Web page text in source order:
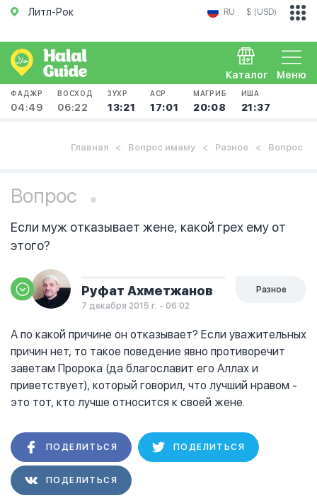
Литл-Рок RU $ (USD)
Меню
Каталог
ФАДЖР
04:49
ВОСХОД
06:22
ЗУХР
13:21
АСР
17:01
МАГРИБ
20:08
ИША
21:37
Главная Вопрос имаму Разное Вопрос
Вопрос
Если муж отказывает жене, какой грех ему от
этого?
Руфат Ахметжанов
7 декабря 2015 г. - 06:02
Разное
А по какой причине он отказывает? Если уважительных
причин нет, то такое поведение явно противоречит
заветам Пророка (да благославит его Аллах и
приветствует), который говорил, что лучший нравом -
это тот, кто лучше относится к своей жене.
ПОДЕЛИТЬСЯ ПОДЕЛИТЬСЯ
ПОДЕЛИТЬСЯ